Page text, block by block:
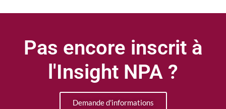
Pas encore inscrit à
l'Insight NPA ?
Demande d'informations